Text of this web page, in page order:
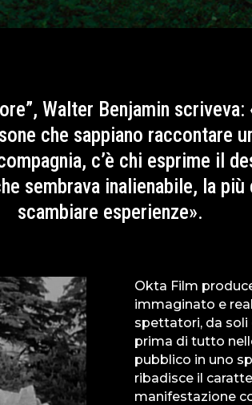
Walter Benjamin
che sappiano raccontare
c’è chi esprime il
sembrava inalienabile, la
scambiare esperienze».
Okta Film
immaginato e
spettatori, da soli
prima di tutto
pubblico in uno
ribadisce il
manifestazione